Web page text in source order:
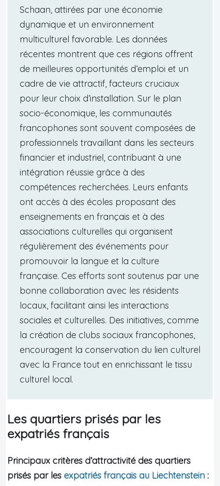
Schaan, attirées par une économie
dynamique et un environnement
multiculturel favorable. Les données
récentes montrent que ces régions offrent
de meilleures opportunités d’emploi et un
cadre de vie attractif, facteurs cruciaux
pour leur choix d’installation. Sur le plan
socio-économique, les communautés
francophones sont souvent composées de
professionnels travaillant dans les secteurs
financier et industriel, contribuant à une
intégration réussie grâce à des
compétences recherchées. Leurs enfants
ont accès à des écoles proposant des
enseignements en français et à des
associations culturelles qui organisent
régulièrement des événements pour
promouvoir la langue et la culture
française. Ces efforts sont soutenus par une
bonne collaboration avec les résidents
locaux, facilitant ainsi les interactions
sociales et culturelles. Des initiatives, comme
la création de clubs sociaux francophones,
encouragent la conservation du lien culturel
avec la France tout en enrichissant le tissu
culturel local.
Les quartiers prisés par les
expatriés français
Principaux critères d’attractivité des quartiers
prisés par les expatriés français au Liechtenstein :